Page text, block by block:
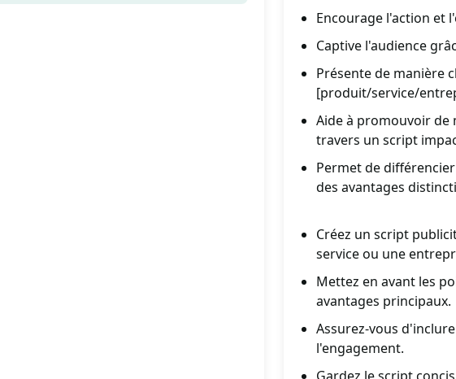
Encourage l'action et
Captive l'audience
Présente de manière
[produit/service/
Aide à promouvoir de
travers un script
Permet de
des avantages
Créez un script
service ou une
Mettez en avant les
avantages principaux.
Assurez-vous
l'engagement.